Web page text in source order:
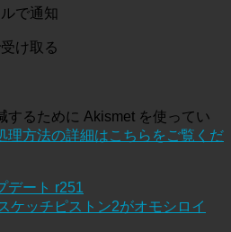
で通知
け取る
するために Akismet を使ってい
理方法の詳細はこちらをご覧くだ
デート r251
ケッチピストン2がオモシロイ